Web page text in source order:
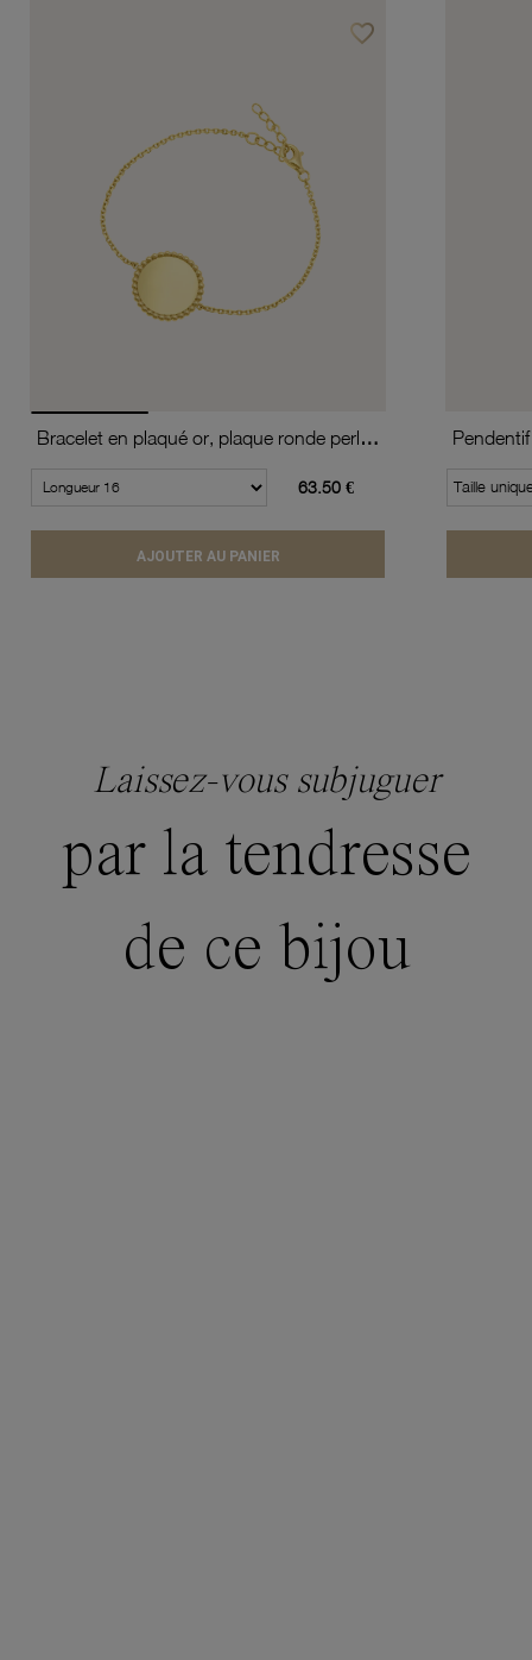
favorite_borderAjouter à vos favoris
Bracelet en plaqué or, plaque ronde perlée 18 mm
63.50 €
AJOUTER AU PANIER
Taille
Laissez-vous subjuguer
par la tendresse
de ce bijou